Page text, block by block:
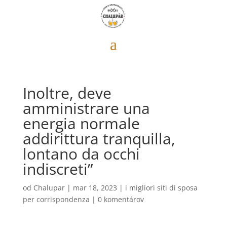
Inoltre, deve
amministrare una
energia normale
addirittura tranquilla,
lontano da occhi
indiscreti”
od Chalupar| mar 18, 2023 | i migliori siti di sposa
per corrispondenza | 0 komentárov